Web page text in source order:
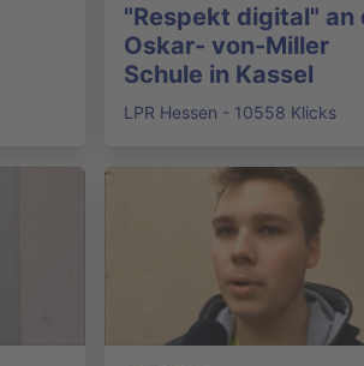
"Respekt digital" an
Oskar- von-Miller
Schule in Kassel
LPR Hessen - 10558 Klicks